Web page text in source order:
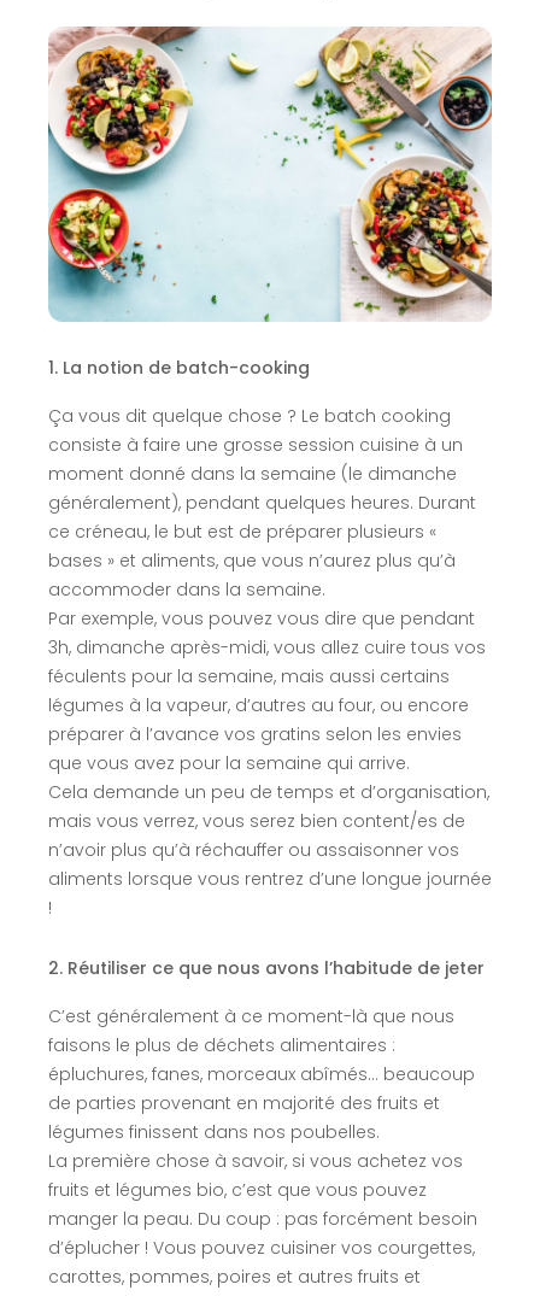
1. La notion de batch-cooking
Ça vous dit quelque chose ? Le batch cooking
consiste à faire une grosse session cuisine à un
moment donné dans la semaine (le dimanche
généralement), pendant quelques heures. Durant
ce créneau, le but est de préparer plusieurs «
bases » et aliments, que vous n’aurez plus qu’à
accommoder dans la semaine.
Par exemple, vous pouvez vous dire que pendant
3h, dimanche après-midi, vous allez cuire tous vos
féculents pour la semaine, mais aussi certains
légumes à la vapeur, d’autres au four, ou encore
préparer à l’avance vos gratins selon les envies
que vous avez pour la semaine qui arrive.
Cela demande un peu de temps et d’organisation,
mais vous verrez, vous serez bien content/es de
n’avoir plus qu’à réchauffer ou assaisonner vos
aliments lorsque vous rentrez d’une longue journée
!
2. Réutiliser ce que nous avons l’habitude de jeter
C’est généralement à ce moment-là que nous
faisons le plus de déchets alimentaires :
épluchures, fanes, morceaux abîmés… beaucoup
de parties provenant en majorité des fruits et
légumes finissent dans nos poubelles.
La première chose à savoir, si vous achetez vos
fruits et légumes bio, c’est que vous pouvez
manger la peau. Du coup : pas forcément besoin
d’éplucher ! Vous pouvez cuisiner vos courgettes,
carottes, pommes, poires et autres fruits et